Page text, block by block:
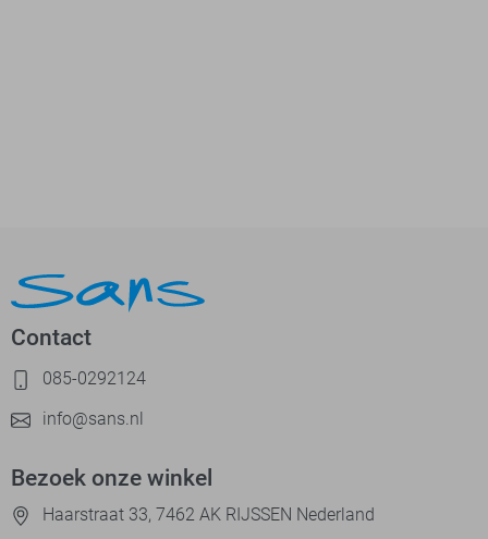
Contact
085-0292124
info@sans.nl
Bezoek onze winkel
Haarstraat 33, 7462 AK RIJSSEN Nederland